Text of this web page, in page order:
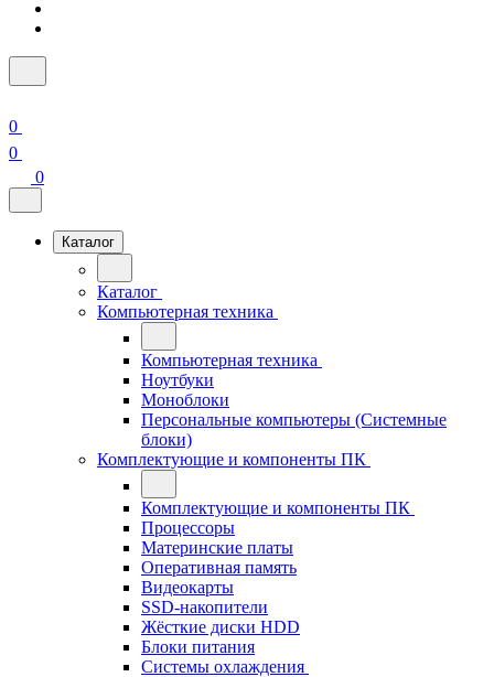
0
0
0
Каталог
Каталог
Компьютерная техника
Компьютерная техника
Ноутбуки
Моноблоки
Персональные компьютеры (Системные
блоки)
Комплектующие и компоненты ПК
Комплектующие и компоненты ПК
Процессоры
Материнские платы
Оперативная память
Видеокарты
SSD-накопители
Жёсткие диски HDD
Блоки питания
Системы охлаждения